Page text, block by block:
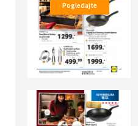
Pogledajte